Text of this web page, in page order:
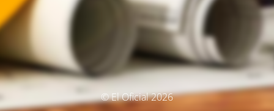
© El Oficial 2026